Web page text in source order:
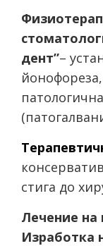
дент”–
стига до
Лечение на
Изработка